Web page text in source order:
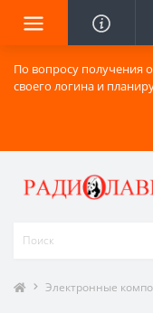
По вопросу получения
своего логина и
Электронные